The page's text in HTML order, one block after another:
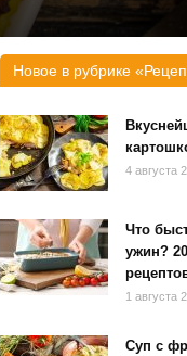
Новое в рубрике
4 августа
Что
ужин?
1 августа
Суп с